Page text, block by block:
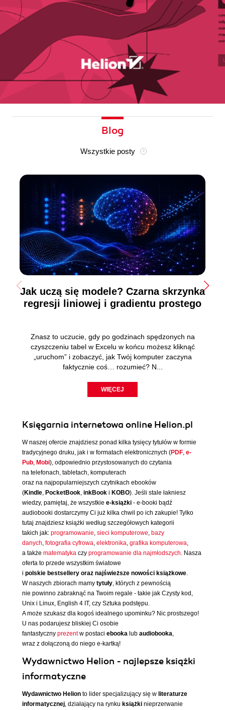
Blog
Wszystkie posty
Jak uczą się modele? Czarna skrzynka
regresji liniowej i gradientu prostego
Znasz to uczucie, gdy po godzinach spędzonych na
czyszczeniu tabel w Excelu w końcu możesz kliknąć
„uruchom” i zobaczyć, jak Twój komputer zaczyna
faktycznie coś… rozumieć? N...
WIĘCEJ
Księgarnia internetowa online Helion.pl
W naszej ofercie znajdziesz ponad kilka tysięcy tytułów w formie
tradycyjnego druku, jak i w formatach elektronicznych (PDF, e-
Pub, Mobi), odpowiednio przystosowanych do czytania
na telefonach, tabletach, komputerach
oraz na najpopularniejszych czytnikach ebooków
(Kindle, PocketBook, inkBook i KOBO). Jeśli stale łakniesz
wiedzy, pamiętaj, że wszystkie e-książki - e-booki bądź
audiobooki dostarczymy Ci już kilka chwil po ich zakupie! Tylko
tutaj znajdziesz książki według szczegółowych kategorii
takich jak: programowanie, sieci komputerowe, bazy
danych, fotografia cyfrowa, elektronika, grafika komputerowa,
a także matematyka czy programowanie dla najmłodszych. Nasza
oferta to przede wszystkim światowe
i polskie bestsellery oraz najświeższe nowości książkowe.
W naszych zbiorach mamy tytuły, których z pewnością
nie powinno zabraknąć na Twoim regale - takie jak Czysty kod,
Unix i Linux, English 4 IT, czy Sztuka podstępu.
A może szukasz dla kogoś idealnego upominku? Nic prostszego!
U nas podarujesz bliskiej Ci osobie
fantastyczny prezentw postaci ebooka lub audiobooka,
wraz z dołączoną do niego e-kartką!
Wydawnictwo Helion - najlepsze książki
informatyczne
Wydawnictwo Helion to lider specjalizujący się w literaturze
informatycznej, działający na rynku książki nieprzerwanie